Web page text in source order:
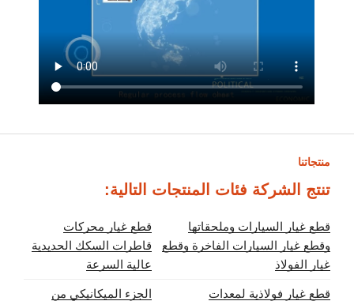
منتجاتنا
تنتج الشركة فئات المنتجات التالية:
قطع غيار السيارات وملحقاتها
وقطع غيار السيارات الفاخرة وقطع
غيار الفولاذ
قطع غيار محركات
قاطرات السكك الحديدية
عالية السرعة
قطع غيار فولاذية لمعدات
الجزء الميكانيكي من